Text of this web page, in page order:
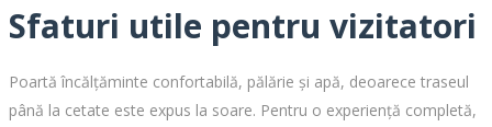
Sfaturi utile pentru vizitatori
Poartă încălțăminte confortabilă, pălărie și apă, deoarece traseul
până la cetate este expus la soare. Pentru o experiență completă,